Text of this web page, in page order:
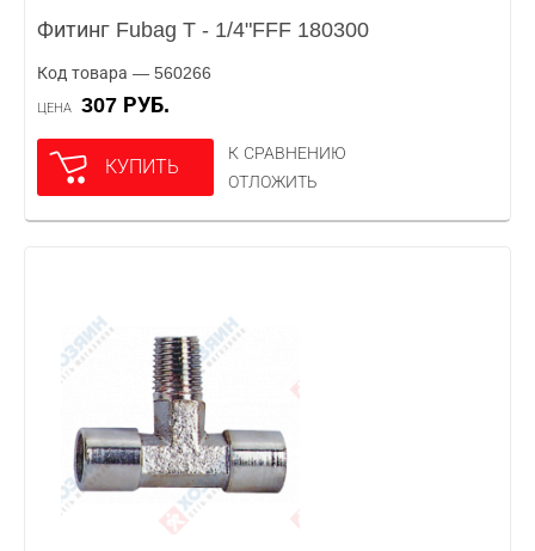
Фитинг Fubag T - 1/4"FFF 180300
Код товара — 560266
ЦЕНА 307 РУБ.
КУПИТЬ
К СРАВНЕНИЮ
ОТЛОЖИТЬ